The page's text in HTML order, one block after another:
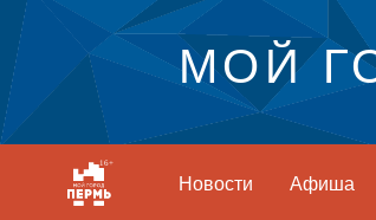
МОЙ
Новости Афиша